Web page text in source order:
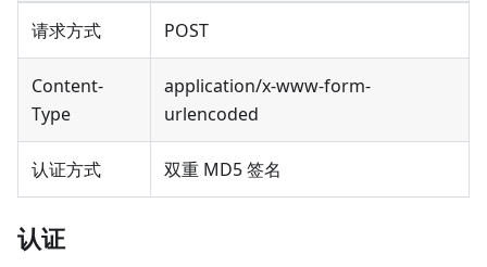
请求方式 POST
Content-
Type
application/x-www-form-
urlencoded
认证方式 双重 MD5 签名
认证